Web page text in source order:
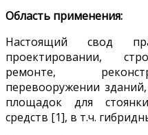
Область применения:
Настоящий свод
проектировании,
ремонте,
перевооружении
площадок для
средств [1], в т.ч.